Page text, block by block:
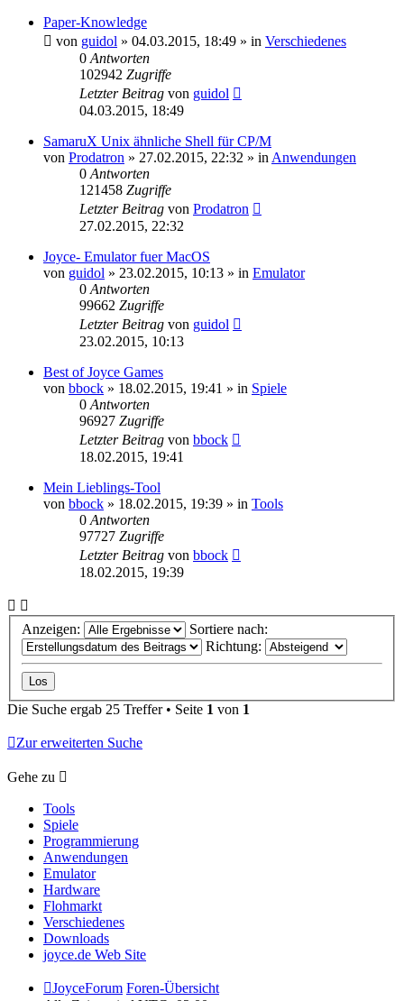
Paper-Knowledge
von guidol » 04.03.2015, 18:49 » in Verschiedenes
0 Antworten
102942 Zugriffe
Letzter Beitrag von guidol
04.03.2015, 18:49
SamaruX Unix ähnliche Shell für CP/M
von Prodatron » 27.02.2015, 22:32 » in Anwendungen
0 Antworten
121458 Zugriffe
Letzter Beitrag von Prodatron
27.02.2015, 22:32
Joyce- Emulator fuer MacOS
von guidol » 23.02.2015, 10:13 » in Emulator
0 Antworten
99662 Zugriffe
Letzter Beitrag von guidol
23.02.2015, 10:13
Best of Joyce Games
von bbock » 18.02.2015, 19:41 » in Spiele
0 Antworten
96927 Zugriffe
Letzter Beitrag von bbock
18.02.2015, 19:41
Mein Lieblings-Tool
von bbock » 18.02.2015, 19:39 » in Tools
0 Antworten
97727 Zugriffe
Letzter Beitrag von bbock
18.02.2015, 19:39
Anzeigen:
Sortiere nach:
Richtung:
Die Suche ergab 25 Treffer • Seite 1 von 1
Zur erweiterten Suche
Gehe zu
Tools
Spiele
Programmierung
Anwendungen
Emulator
Hardware
Flohmarkt
Verschiedenes
Downloads
joyce.de Web Site
JoyceForum Foren-Übersicht